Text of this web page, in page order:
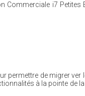
Commerciale i7 Petites
permettre de migrer ver
à la pointe de